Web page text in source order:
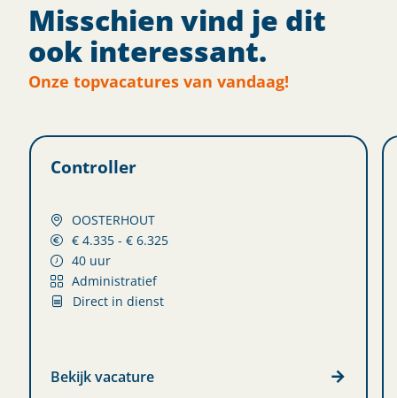
Misschien vind je dit
ook interessant.
Onze topvacatures van vandaag!
Controller
OOSTERHOUT
€ 4.335 - € 6.325
40 uur
Administratief
Direct in dienst
Bekijk vacature